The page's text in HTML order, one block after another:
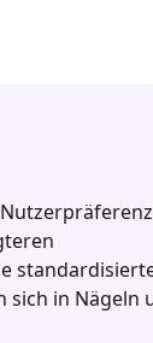
sich in Nägeln